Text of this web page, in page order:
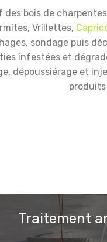
bois de
Vrillettes,
sondage puis
infestées et
dépoussiérage et
Traitement